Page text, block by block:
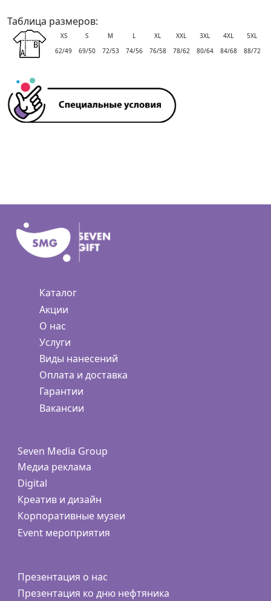
Таблица размеров:
XS S M L XL XXL 3XL 4XL
5XL
62/49
69/50 72/53 74/56 76/58 78/62 80/64 84/68 88/72
Каталог
Акции
О нас
Услуги
Виды нанесений
Оплата и доставка
Гарантии
Вакансии
Seven Media Group
Медиа реклама
Digital
Креатив и дизайн
Корпоративные музеи
Event мероприятия
Презентация о нас
Презентация ко дню нефтяника